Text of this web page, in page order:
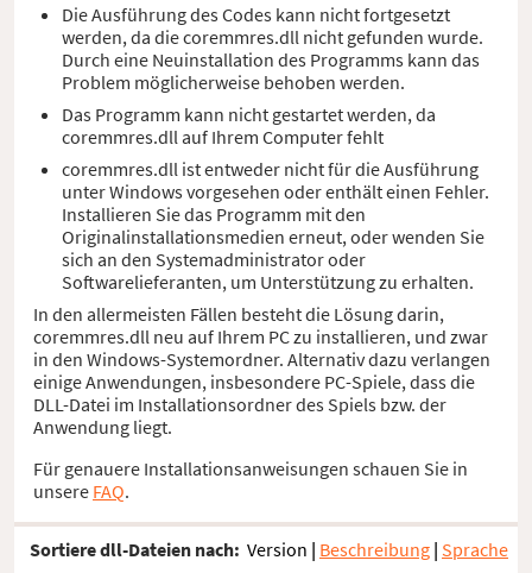
Die Ausführung des Codes kann nicht fortgesetzt
werden, da die coremmres.dll nicht gefunden wurde.
Durch eine Neuinstallation des Programms kann das
Problem möglicherweise behoben werden.
Das Programm kann nicht gestartet werden, da
coremmres.dll auf Ihrem Computer fehlt
coremmres.dll ist entweder nicht für die Ausführung
unter Windows vorgesehen oder enthält einen Fehler.
Installieren Sie das Programm mit den
Originalinstallationsmedien erneut, oder wenden Sie
sich an den Systemadministrator oder
Softwarelieferanten, um Unterstützung zu erhalten.
In den allermeisten Fällen besteht die Lösung darin,
coremmres.dll neu auf Ihrem PC zu installieren, und zwar
in den Windows-Systemordner. Alternativ dazu verlangen
einige Anwendungen, insbesondere PC-Spiele, dass die
DLL-Datei im Installationsordner des Spiels bzw. der
Anwendung liegt.
Für genauere Installationsanweisungen schauen Sie in
unsere FAQ.
Sortiere dll-Dateien nach: Version | Beschreibung | Sprache